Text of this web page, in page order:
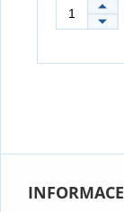
INFORMACE